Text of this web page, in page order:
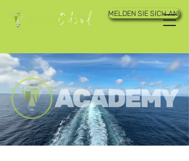
MELDEN SIE SICH AN!